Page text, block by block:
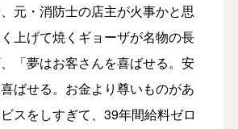
元・消防士の店主が火事かと思
上げて焼くギョーザが名物の長
「夢はお客さんを喜ばせる。安
ばせる。お金より尊いものがあ
スをしすぎて、39年間給料ゼロ